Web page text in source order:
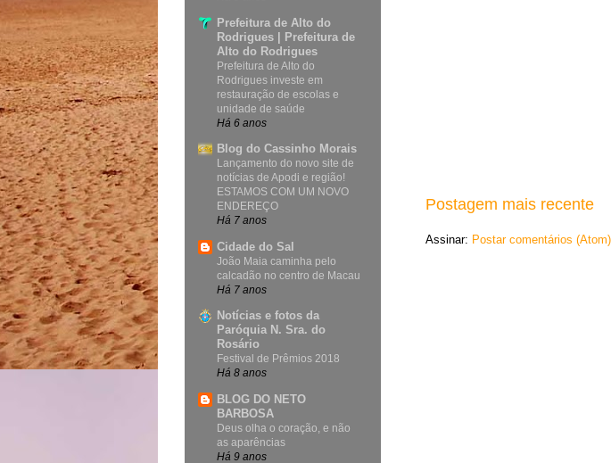
Postagem mais recente
Assinar: Postar comentários (Atom)
Prefeitura de Alto do
Rodrigues | Prefeitura de
Alto do Rodrigues
Prefeitura de Alto do
Rodrigues investe em
restauração de escolas e
unidade de saúde
Há 6 anos
Blog do Cassinho Morais
Lançamento do novo site de
notícias de Apodi e região!
ESTAMOS COM UM NOVO
ENDEREÇO
Há 7 anos
Cidade do Sal
João Maia caminha pelo
calcadão no centro de Macau
Há 7 anos
Notícias e fotos da
Paróquia N. Sra. do
Rosário
Festival de Prêmios 2018
Há 8 anos
BLOG DO NETO
BARBOSA
Deus olha o coração, e não
as aparências
Há 9 anos